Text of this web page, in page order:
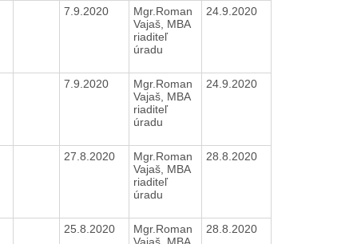
7.9.2020
Mgr.Roman
Vajaš, MBA
riaditeľ
úradu
24.9.2020
7.9.2020
Mgr.Roman
Vajaš, MBA
riaditeľ
úradu
24.9.2020
27.8.2020
Mgr.Roman
Vajaš, MBA
riaditeľ
úradu
28.8.2020
25.8.2020
Mgr.Roman
28.8.2020